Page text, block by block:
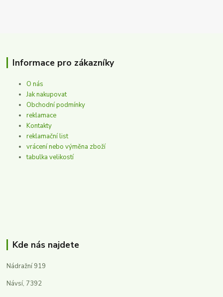
Informace pro zákazníky
O nás
Jak nakupovat
Obchodní podmínky
reklamace
Kontakty
reklamační list
vrácení nebo výměna zboží
tabulka velikostí
Kde nás najdete
Nádražní 919
Návsí, 7392